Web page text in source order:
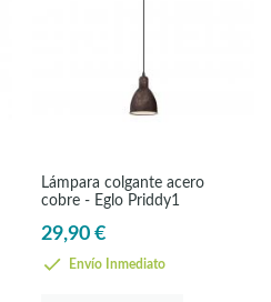
Lámpara colgante acero
cobre - Eglo Priddy1
29,90 €
Envío Inmediato